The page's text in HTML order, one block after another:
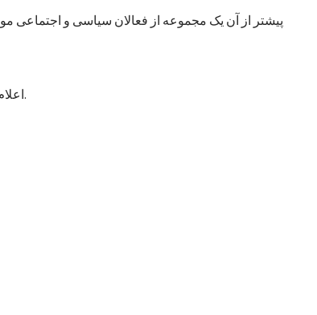
پیشتر از آن یک مجموعه از فعالان سیاسی و اجتماعی
اعلام کرد حکومت با طرح شش خواست مشخص به این اجلاس می‌رود که عمدتاً شامل درخواست کمک برای تقویت و تجهیز نیروهای مسلح افغانستان است.